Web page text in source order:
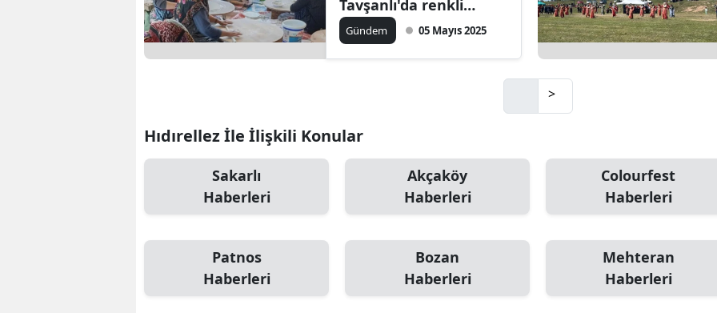
Samsun
Siirt
Tekirdağ
Tavşanlı'da renkli
kutlama
Gündem 05 Mayıs 2025
>
Hıdırellez İle İlişkili Konular
Sakarlı
Haberleri
Akçaköy
Haberleri
Colourfest
Haberleri
Patnos
Haberleri
Bozan
Haberleri
Mehteran
Haberleri